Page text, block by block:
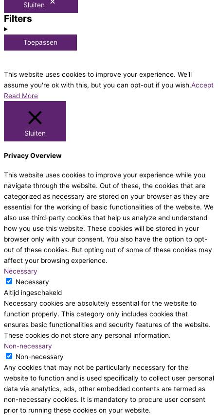
Sluiten
Filters
Toepassen
This website uses cookies to improve your experience. We'll
assume you're ok with this, but you can opt-out if you wish.Accept
Read More
Sluiten
Privacy Overview
This website uses cookies to improve your experience while you
navigate through the website. Out of these, the cookies that are
categorized as necessary are stored on your browser as they are
essential for the working of basic functionalities of the website. We
also use third-party cookies that help us analyze and understand
how you use this website. These cookies will be stored in your
browser only with your consent. You also have the option to opt-
out of these cookies. But opting out of some of these cookies may
affect your browsing experience.
Necessary
Necessary
Altijd ingeschakeld
Necessary cookies are absolutely essential for the website to
function properly. This category only includes cookies that
ensures basic functionalities and security features of the website.
These cookies do not store any personal information.
Non-necessary
Non-necessary
Any cookies that may not be particularly necessary for the
website to function and is used specifically to collect user personal
data via analytics, ads, other embedded contents are termed as
non-necessary cookies. It is mandatory to procure user consent
prior to running these cookies on your website.